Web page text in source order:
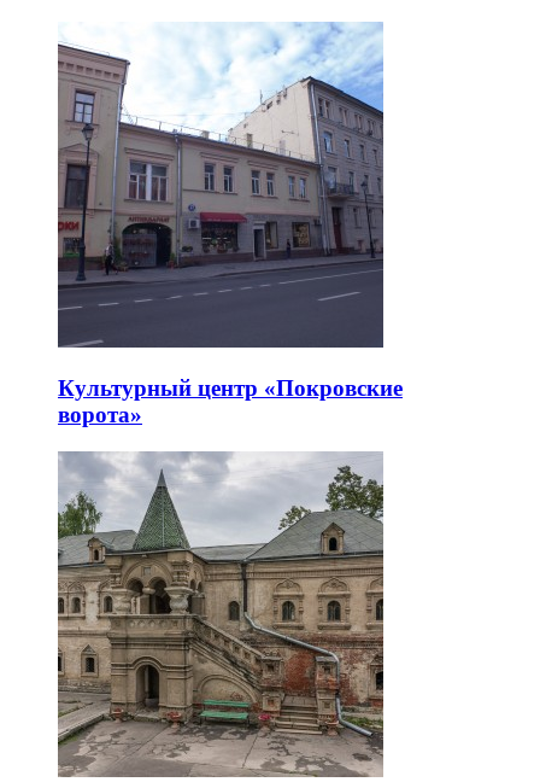
Культурный центр «Покровские
ворота»